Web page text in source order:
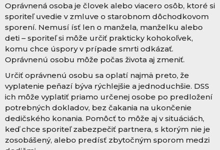
Oprávnená osoba je človek alebo viacero osôb, ktoré si
sporiteľ uvedie v zmluve o starobnom dôchodkovom
sporení. Nemusí ísť len o manžela, manželku alebo
deti – sporiteľ si môže určiť prakticky kohokoľvek,
komu chce úspory v prípade smrti odkázať.
Oprávnenú osobu môže počas života aj zmeniť.
Určiť oprávnenú osobu sa oplatí najmä preto, že
vyplatenie peňazí býva rýchlejšie a jednoduchšie. DSS
ich môže vyplatiť priamo určenej osobe po predložení
potrebných dokladov, bez čakania na ukončenie
dedičského konania. Pomôcť to môže aj v situáciách,
keď chce sporiteľ zabezpečiť partnera, s ktorým nie je
zosobášený, alebo predísť zbytočným sporom medzi